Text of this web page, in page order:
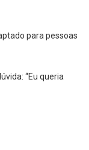
para pessoas
“Eu queria